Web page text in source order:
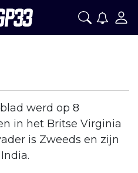
werd op 8
in het Britse Virginia
is Zweeds en zijn